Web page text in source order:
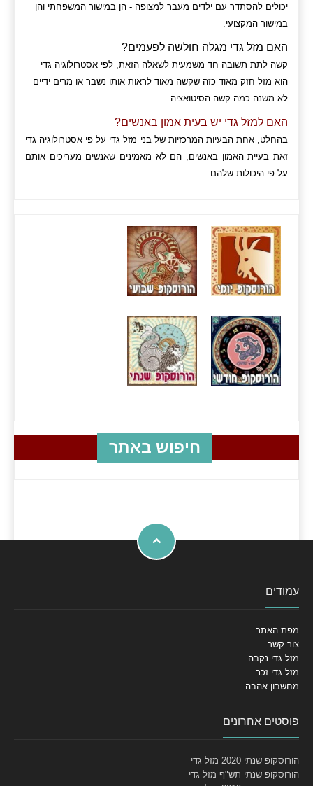
יכולים להסתדר עם ילדים מעבר למצופה - הן במישור המשפחתי והן
במישור המקצועי.
האם מזל גדי מגלה חולשה לפעמים?
קשה לתת תשובה חד משמעית לשאלה הזאת, לפי אסטרולוגיה גדי
הוא מזל חזק מאוד כזה שקשה מאוד לראות אותו נשבר או מרים ידיים
לא משנה כמה קשה הסיטואציה.
האם למזל גדי יש בעית אמון באנשים?
בהחלט, אחת הבעיות המרכזיות של בני מזל גדי על פי אסטרולוגיה גדי
זאת בעיית האמון באנשים, הם לא מאמינים שאנשים מעריכים אותם
על פי היכולות שלהם.
חיפוש באתר
עמודים
מפת האתר
צור קשר
מזל גדי נקבה
מזל גדי זכר
מחשבון אהבה
פוסטים אחרונים
הורוסקופ שנתי 2020 מזל גדי
הורוסקופ שנתי תש"ף מזל גדי